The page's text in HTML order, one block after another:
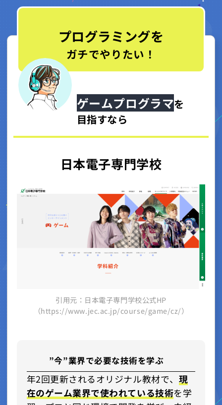
プログラミングを
ガチでやりたい！
ゲームプログラマを
目指すなら
日本電子専門学校
引用元：日本電子専門学校公式HP
（https://www.jec.ac.jp/course/game/cz/）
”今”業界で必要な技術を学ぶ
年2回更新されるオリジナル教材で、 現
在のゲーム業界で使われている技術を学